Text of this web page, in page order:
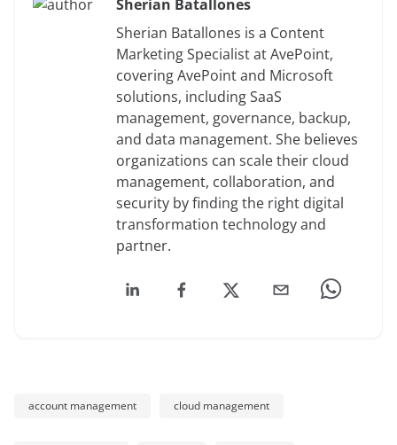
Sherian Batallones
Sherian Batallones is a Content
Marketing Specialist at AvePoint,
covering AvePoint and Microsoft
solutions, including SaaS
management, governance, backup,
and data management. She believes
organizations can scale their cloud
management, collaboration, and
security by finding the right digital
transformation technology and
partner.
account management cloud management